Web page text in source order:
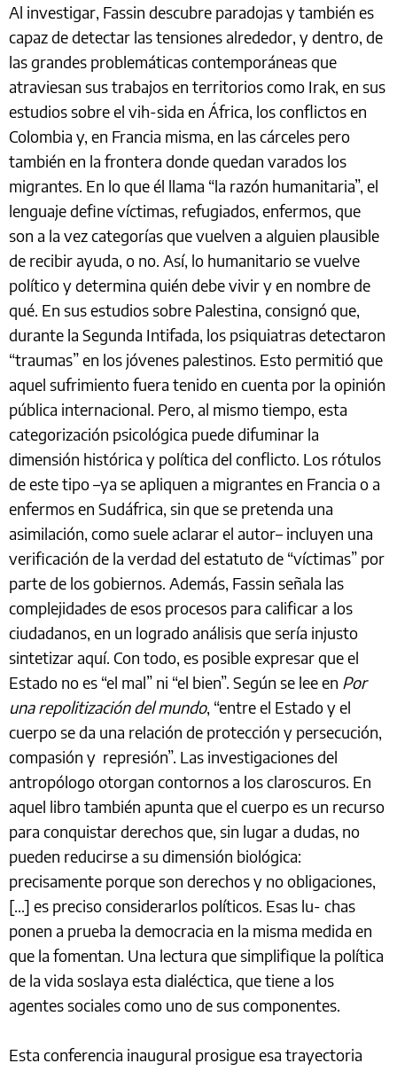
Al investigar, Fassin descubre paradojas y también es
capaz de detectar las tensiones alrededor, y dentro, de
las grandes problemáticas contemporáneas que
atraviesan sus trabajos en territorios como Irak, en sus
estudios sobre el vih-sida en África, los conflictos en
Colombia y, en Francia misma, en las cárceles pero
también en la frontera donde quedan varados los
migrantes. En lo que él llama “la razón humanitaria”, el
lenguaje define víctimas, refugiados, enfermos, que
son a la vez categorías que vuelven a alguien plausible
de recibir ayuda, o no. Así, lo humanitario se vuelve
político y determina quién debe vivir y en nombre de
qué. En sus estudios sobre Palestina, consignó que,
durante la Segunda Intifada, los psiquiatras detectaron
“traumas” en los jóvenes palestinos. Esto permitió que
aquel sufrimiento fuera tenido en cuenta por la opinión
pública internacional. Pero, al mismo tiempo, esta
categorización psicológica puede difuminar la
dimensión histórica y política del conflicto. Los rótulos
de este tipo –ya se apliquen a migrantes en Francia o a
enfermos en Sudáfrica, sin que se pretenda una
asimilación, como suele aclarar el autor– incluyen una
verificación de la verdad del estatuto de “víctimas” por
parte de los gobiernos. Además, Fassin señala las
complejidades de esos procesos para calificar a los
ciudadanos, en un logrado análisis que sería injusto
sintetizar aquí. Con todo, es posible expresar que el
Estado no es “el mal” ni “el bien”. Según se lee en Por
una repolitización del mundo, “entre el Estado y el
cuerpo se da una relación de protección y persecución,
compasión y represión”. Las investigaciones del
antropólogo otorgan contornos a los claroscuros. En
aquel libro también apunta que el cuerpo es un recurso
para conquistar derechos que, sin lugar a dudas, no
pueden reducirse a su dimensión biológica:
precisamente porque son derechos y no obligaciones,
[…] es preciso considerarlos políticos. Esas lu- chas
ponen a prueba la democracia en la misma medida en
que la fomentan. Una lectura que simplifique la política
de la vida soslaya esta dialéctica, que tiene a los
agentes sociales como uno de sus componentes.
Esta conferencia inaugural prosigue esa trayectoria